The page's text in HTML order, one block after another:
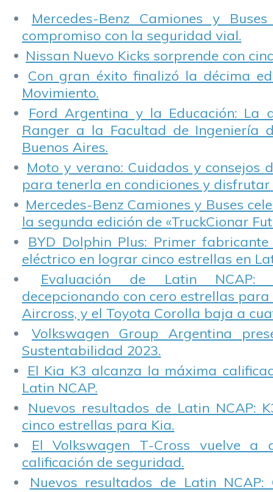
Mercedes-Benz Camiones y
compromiso con la seguridad vial.
Nissan Nuevo Kicks sorprende con
Con gran éxito finalizó la décima
Movimiento.
Ford Argentina y la Educación: La
Ranger a la Facultad de Ingeniería
Buenos Aires.
Moto y verano: Cuidados y consejos
para tenerla en condiciones y disfrutar
Mercedes-Benz Camiones y Buses
la segunda edición de «TruckCionar
BYD Dolphin Plus: Primer
eléctrico en lograr cinco estrellas en
Evaluación de Latin NCAP:
decepcionando con cero estrellas para
Aircross, y el Toyota Corolla baja a
Volkswagen Group Argentina
Sustentabilidad 2023.
El Kia K3 alcanza la máxima
Latin NCAP.
Nuevos resultados de Latin NCAP:
cinco estrellas para Kia.
El Volkswagen T-Cross vuelve a
calificación de seguridad.
Nuevos resultados de Latin NCAP: